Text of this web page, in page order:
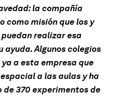
la compañía
como misión que los y
realizar esa
Algunos colegios
a esta empresa que
a las aulas y ha
370 experimentos de